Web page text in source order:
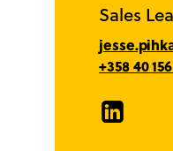
Sales
+358 40
LinkedIn